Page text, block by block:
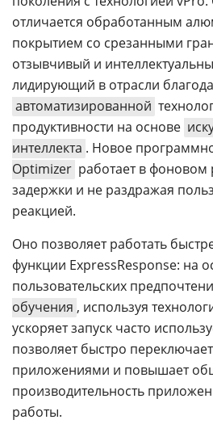
отличается обработанным
покрытием со срезанными
отзывчивый и
лидирующий в отрасли
автоматизированной
продуктивности на основе
интеллекта . Новое
Optimizer работает в
задержки и не раздражая
реакцией.
Оно позволяет работать
функции ExpressResponse: на
пользовательских
обучения , используя
ускоряет запуск часто
позволяет быстро
приложениями и повышает
производительность
работы.